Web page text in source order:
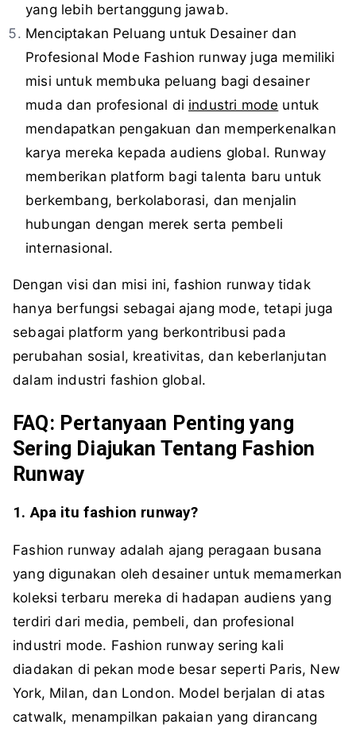
yang lebih bertanggung jawab.
Menciptakan Peluang untuk Desainer dan
Profesional Mode Fashion runway juga memiliki
misi untuk membuka peluang bagi desainer
muda dan profesional di industri mode untuk
mendapatkan pengakuan dan memperkenalkan
karya mereka kepada audiens global. Runway
memberikan platform bagi talenta baru untuk
berkembang, berkolaborasi, dan menjalin
hubungan dengan merek serta pembeli
internasional.
Dengan visi dan misi ini, fashion runway tidak
hanya berfungsi sebagai ajang mode, tetapi juga
sebagai platform yang berkontribusi pada
perubahan sosial, kreativitas, dan keberlanjutan
dalam industri fashion global.
FAQ: Pertanyaan Penting yang
Sering Diajukan Tentang Fashion
Runway
1. Apa itu fashion runway?
Fashion runway adalah ajang peragaan busana
yang digunakan oleh desainer untuk memamerkan
koleksi terbaru mereka di hadapan audiens yang
terdiri dari media, pembeli, dan profesional
industri mode. Fashion runway sering kali
diadakan di pekan mode besar seperti Paris, New
York, Milan, dan London. Model berjalan di atas
catwalk, menampilkan pakaian yang dirancang